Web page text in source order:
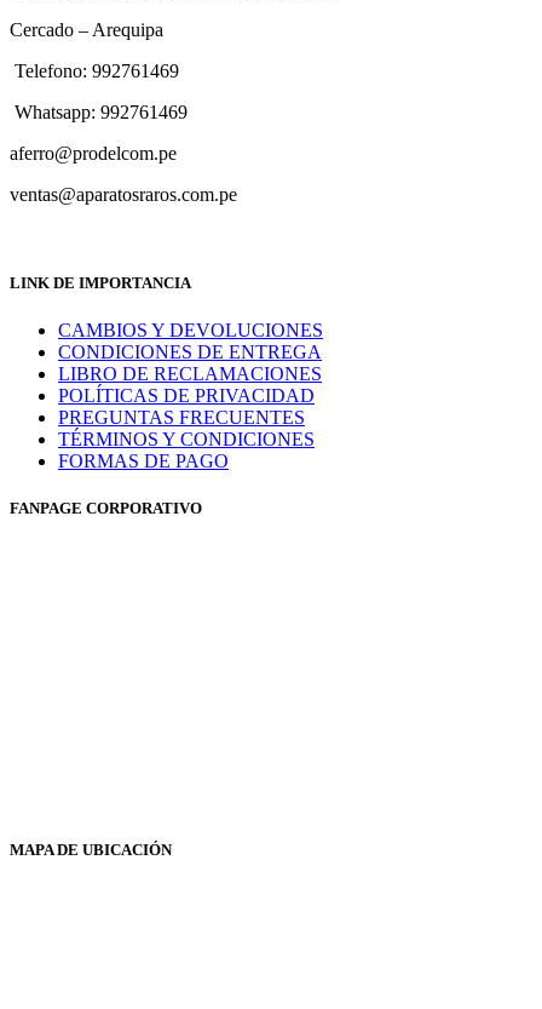
Cercado – Arequipa
Telefono: 992761469
Whatsapp: 992761469
aferro@prodelcom.pe
ventas@aparatosraros.com.pe
LINK DE IMPORTANCIA
CAMBIOS Y DEVOLUCIONES
CONDICIONES DE ENTREGA
LIBRO DE RECLAMACIONES
POLÍTICAS DE PRIVACIDAD
PREGUNTAS FRECUENTES
TÉRMINOS Y CONDICIONES
FORMAS DE PAGO
FANPAGE CORPORATIVO
MAPA DE UBICACIÓN